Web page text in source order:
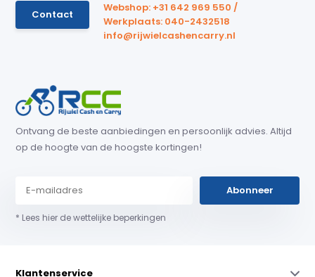
Contact
Webshop: +31 642 969 550 /
Werkplaats: 040-2432518
info@rijwielcashencarry.nl
Ontvang de beste aanbiedingen en persoonlijk advies. Altijd
op de hoogte van de hoogste kortingen!
Abonneer
* Lees hier de wettelijke beperkingen
Klantenservice